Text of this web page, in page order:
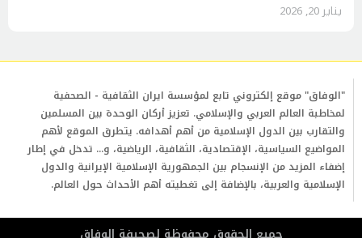
يناير 20, 2026
"الوفاق" موقع إلكتروني تابع لمؤسسة ايران الثقافية - الصحفية
لمخاطبة العالم العربي والإسلامي. تعزيز أركان الوحدة بين المسلمين
والتقارب بين الدول الإسلامية من أهم أهدافه. يتطرق الموقع لأهم
المواضيع السياسية، الإقتصادية، الثقافية، الرياضية، و... تدخل في إطار
إضفاء المزيد من الإنسجام بين الجمهورية الإسلامية الإيرانية والدول
الإسلامية والعربية، بالإضافة إلى تغطيته أهم الأحداث حول العالم.